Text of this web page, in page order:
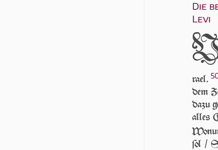
Die
Levi
ra­el.
dem
dazu
alles
ſol /